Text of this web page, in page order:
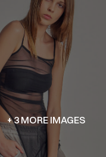
+ 3 MORE IMAGES